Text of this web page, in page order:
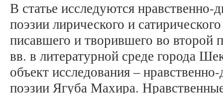
В статье исследуются нравственно-
поэзии лирического и
писавшего и творившего во второй
вв. в литературной среде города
объект исследования –
поэзии Ягуба Махира.